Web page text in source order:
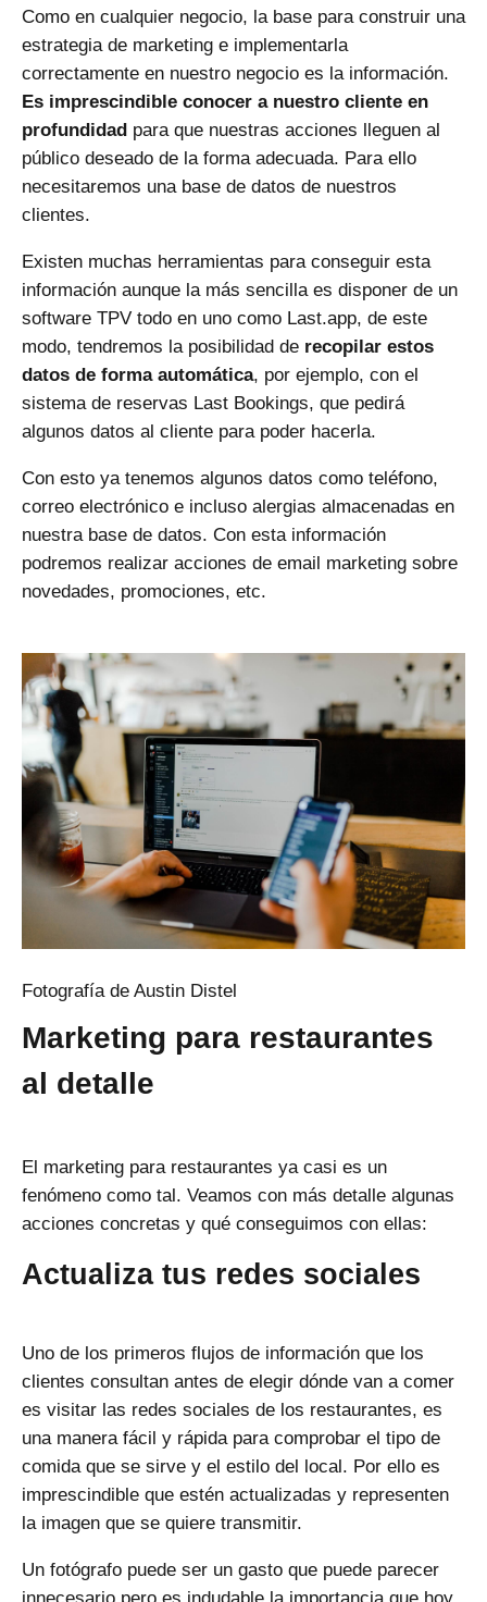
Como en cualquier negocio, la base para construir una
estrategia de marketing e implementarla
correctamente en nuestro negocio es la información.
Es imprescindible conocer a nuestro cliente en
profundidad para que nuestras acciones lleguen al
público deseado de la forma adecuada. Para ello
necesitaremos una base de datos de nuestros
clientes.
Existen muchas herramientas para conseguir esta
información aunque la más sencilla es disponer de un
software TPV todo en uno como Last.app, de este
modo, tendremos la posibilidad de recopilar estos
datos de forma automática, por ejemplo, con el
sistema de reservas Last Bookings, que pedirá
algunos datos al cliente para poder hacerla.
Con esto ya tenemos algunos datos como teléfono,
correo electrónico e incluso alergias almacenadas en
nuestra base de datos. Con esta información
podremos realizar acciones de email marketing sobre
novedades, promociones, etc.
Fotografía de Austin Distel
Marketing para restaurantes
al detalle
El marketing para restaurantes ya casi es un
fenómeno como tal. Veamos con más detalle algunas
acciones concretas y qué conseguimos con ellas:
Actualiza tus redes sociales
Uno de los primeros flujos de información que los
clientes consultan antes de elegir dónde van a comer
es visitar las redes sociales de los restaurantes, es
una manera fácil y rápida para comprobar el tipo de
comida que se sirve y el estilo del local. Por ello es
imprescindible que estén actualizadas y representen
la imagen que se quiere transmitir.
Un fotógrafo puede ser un gasto que puede parecer
innecesario pero es indudable la importancia que hoy